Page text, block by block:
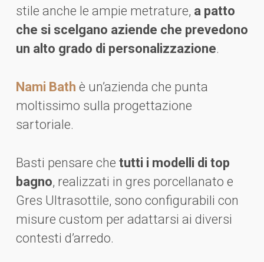
stile anche le ampie metrature, a patto
che si scelgano aziende che prevedono
un alto grado di personalizzazione.
Nami Bath è un’azienda che punta
moltissimo sulla progettazione
sartoriale.
Basti pensare che tutti i modelli di top
bagno, realizzati in gres porcellanato e
Gres Ultrasottile, sono configurabili con
misure custom per adattarsi ai diversi
contesti d’arredo.